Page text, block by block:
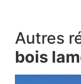
Autres
bois